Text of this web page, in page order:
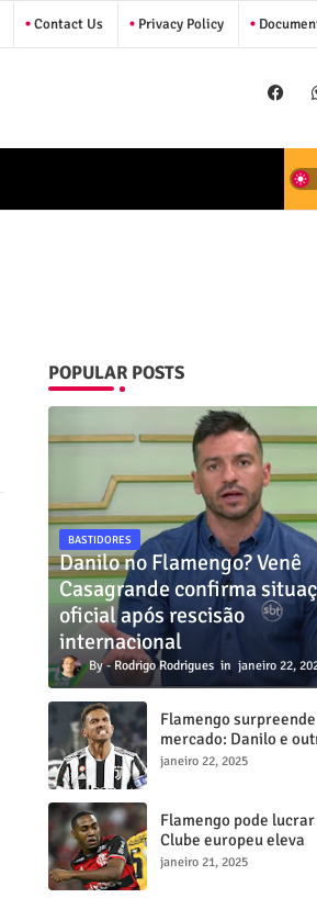
Contact Us Privacy Policy
POPULAR POSTS
BASTIDORES
Danilo no Flamengo? Venê
Casagrande confirma
oficial após rescisão
internacional
Rodrigo Rodrigues janeiro 22,
Flamengo
mercado: Danilo e
dois craques estão a
janeiro 22, 2025
Flamengo pode
Clube europeu eleva
proposta por Lorran
janeiro 21, 2025